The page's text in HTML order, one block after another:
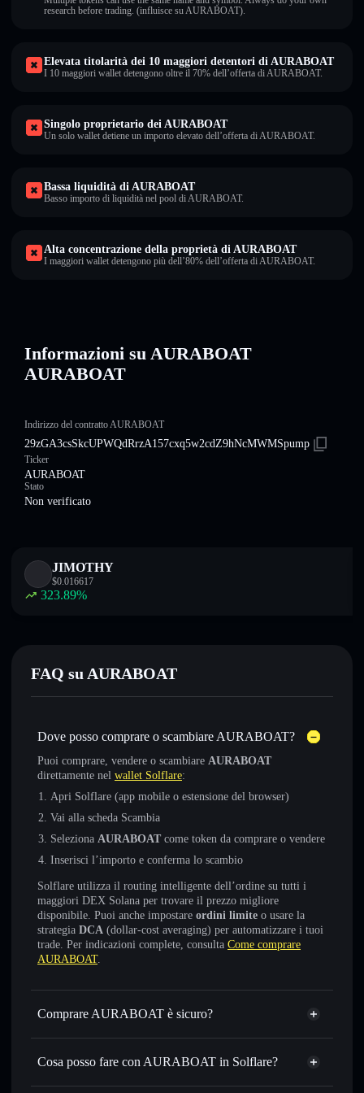
research before trading. (influisce su AURABOAT).
Elevata titolarità dei 10 maggiori detentori di AURABOAT
I 10 maggiori wallet detengono oltre il 70% dell’offerta di AURABOAT.
Singolo proprietario dei AURABOAT
Un solo wallet detiene un importo elevato dell’offerta di AURABOAT.
Bassa liquidità di AURABOAT
Basso importo di liquidità nel pool di AURABOAT.
Alta concentrazione della proprietà di AURABOAT
I maggiori wallet detengono più dell’80% dell’offerta di AURABOAT.
Informazioni su AURABOAT
AURABOAT
Indirizzo del contratto AURABOAT
29zGA3csSkcUPWQdRrzA157cxq5w2cdZ9hNcMWMSpump
Ticker
AURABOAT
Stato
Non verificato
JIMOTHY
$0.016617
323.89%
FAQ su AURABOAT
Dove posso comprare o scambiare AURABOAT?
Puoi comprare, vendere o scambiare AURABOAT
direttamente nel wallet Solflare:
Apri Solflare (app mobile o estensione del browser)
Vai alla scheda Scambia
Seleziona AURABOAT come token da comprare o vendere
Inserisci l’importo e conferma lo scambio
Solflare utilizza il routing intelligente dell’ordine su tutti i
maggiori DEX Solana per trovare il prezzo migliore
disponibile. Puoi anche impostare ordini limite o usare la
strategia DCA (dollar-cost averaging) per automatizzare i tuoi
trade. Per indicazioni complete, consulta Come comprare
AURABOAT.
Comprare AURABOAT è sicuro?
AURABOAT non è verificato
Cosa posso fare con AURABOAT in Solflare?
AURABOAT
wallet Solflare